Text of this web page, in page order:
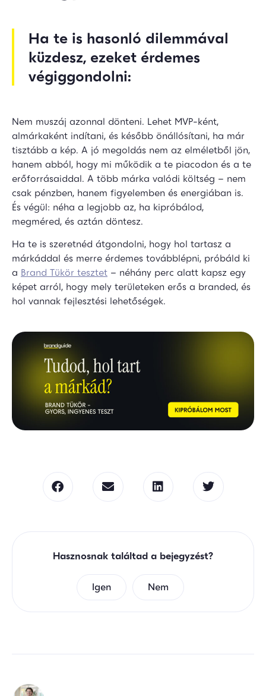
Ha te is hasonló dilemmával
küzdesz, ezeket érdemes
végiggondolni:
Nem muszáj azonnal dönteni. Lehet MVP-ként,
almárkaként indítani, és később önállósítani, ha már
tisztább a kép. A jó megoldás nem az elméletből jön,
hanem abból, hogy mi működik a te piacodon és a te
erőforrásaiddal. A több márka valódi költség – nem
csak pénzben, hanem figyelemben és energiában is.
És végül: néha a legjobb az, ha kipróbálod,
megméred, és aztán döntesz.
Ha te is szeretnéd átgondolni, hogy hol tartasz a
márkáddal és merre érdemes továbblépni, próbáld ki
a Brand Tükör tesztet – néhány perc alatt kapsz egy
képet arról, hogy mely területeken erős a branded, és
hol vannak fejlesztési lehetőségek.
Hasznosnak találtad a bejegyzést?
Igen Nem